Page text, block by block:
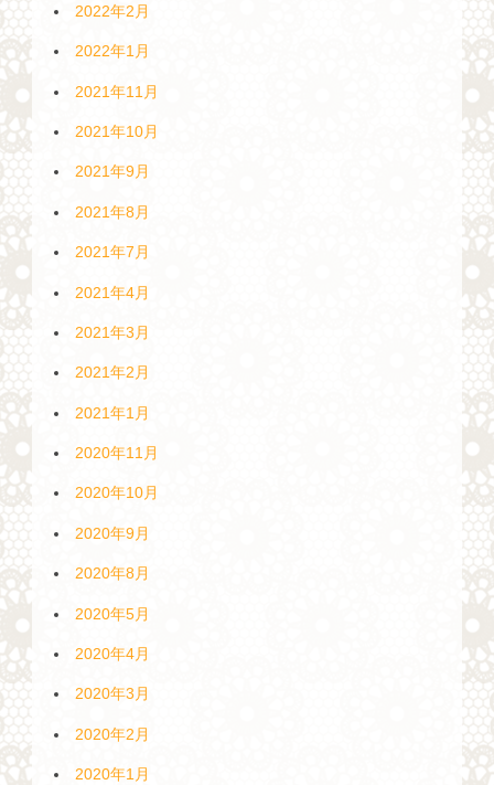
2022年2月
2022年1月
2021年11月
2021年10月
2021年9月
2021年8月
2021年7月
2021年4月
2021年3月
2021年2月
2021年1月
2020年11月
2020年10月
2020年9月
2020年8月
2020年5月
2020年4月
2020年3月
2020年2月
2020年1月